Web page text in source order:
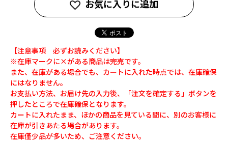
お気に入りに追加
【注意事項 必ずお読みください】
※在庫マークに×がある商品は完売です。
また、在庫がある場合でも、カートに入れた時点では、在庫確保
にはなりません。
お支払い方法、お届け先の入力後、「注文を確定する」ボタンを
押したところで在庫確保となります。
カートに入れたまま、ほかの商品を見ている間に、別のお客様に
在庫が引きあたる場合があります。
在庫僅少品が多いため、ご注意ください。